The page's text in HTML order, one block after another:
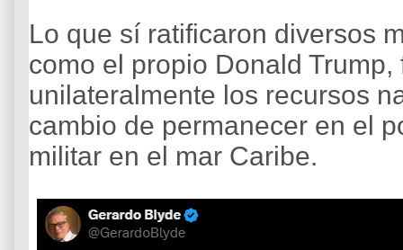
Lo que sí ratificaron diversos
como el propio Donald
unilateralmente los recursos
cambio de permanecer en el
militar en el mar Caribe.